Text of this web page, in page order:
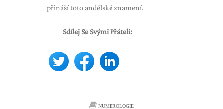
přináší toto andělské znamení.
Sdílej Se Svými Přáteli:
NUMEROLOGIE